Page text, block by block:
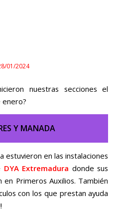
01/2024
nuestras secciones el
enero?
Y MANADA
estuvieron en las instalaciones
DYA Extremadura donde sus
Primeros Auxilios. También
con los que prestan ayuda